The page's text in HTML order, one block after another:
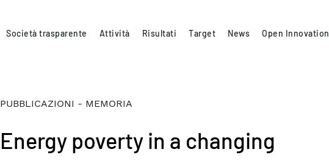
Società trasparente Attività Risultati Target News Open Innovation
PUBBLICAZIONI - MEMORIA
Energy poverty in a changing